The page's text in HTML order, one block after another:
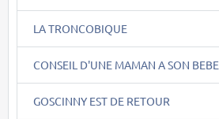
LA TRONCOBIQUE
CONSEIL D'UNE MAMAN A SON BEBE
GOSCINNY EST DE RETOUR